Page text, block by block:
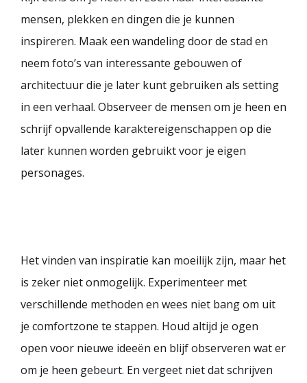
mensen, plekken en dingen die je kunnen
inspireren. Maak een wandeling door de stad en
neem foto’s van interessante gebouwen of
architectuur die je later kunt gebruiken als setting
in een verhaal. Observeer de mensen om je heen en
schrijf opvallende karaktereigenschappen op die
later kunnen worden gebruikt voor je eigen
personages.
Het vinden van inspiratie kan moeilijk zijn, maar het
is zeker niet onmogelijk. Experimenteer met
verschillende methoden en wees niet bang om uit
je comfortzone te stappen. Houd altijd je ogen
open voor nieuwe ideeën en blijf observeren wat er
om je heen gebeurt. En vergeet niet dat schrijven